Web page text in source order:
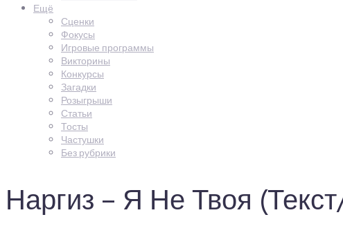
Ещё
Сценки
Фокусы
Игровые программы
Викторины
Конкурсы
Загадки
Розыгрыши
Статьи
Тосты
Частушки
Без рубрики
Наргиз – Я Не Твоя